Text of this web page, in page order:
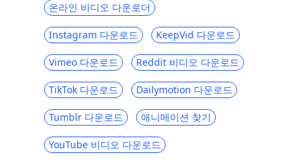
E- 러닝을위한 Udemy와 같은 최고의 사이트
[2023]
Top 5 TVMuse 대안 [영화 다운로드 방법]
감상 및 다운로드
Hulu vs Amazon Prime : 모든 항목을 포함
하는 비교 [2023]
Tubi TV와 같은 상위 5 개 사이트 : 무료 온라
온라인 비디오 다운로더
Instagram 다운로드 KeepVid 다운로드
Vimeo 다운로드 Reddit 비디오 다운로드
TikTok 다운로드 Dailymotion 다운로드
Tumblr 다운로드 애니메이션 찾기
YouTube 비디오 다운로드